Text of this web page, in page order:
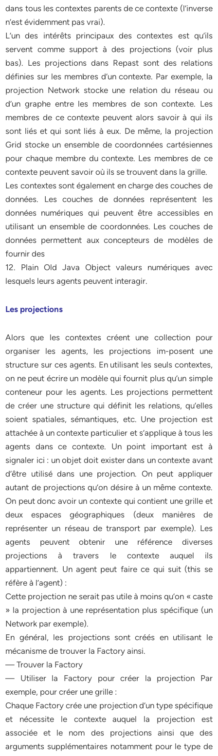
dans tous les contextes parents de ce contexte (l’inverse
n’est évidemment pas vrai).
L’un des intérêts principaux des contextes est qu’ils
servent comme support à des projections (voir plus
bas). Les projections dans Repast sont des relations
définies sur les membres d’un contexte. Par exemple, la
projection Network stocke une relation du réseau ou
d’un graphe entre les membres de son contexte. Les
membres de ce contexte peuvent alors savoir à qui ils
sont liés et qui sont liés à eux. De même, la projection
Grid stocke un ensemble de coordonnées cartésiennes
pour chaque membre du contexte. Les membres de ce
contexte peuvent savoir où ils se trouvent dans la grille.
Les contextes sont également en charge des couches de
données. Les couches de données représentent les
données numériques qui peuvent être accessibles en
utilisant un ensemble de coordonnées. Les couches de
données permettent aux concepteurs de modèles de
fournir des
12. Plain Old Java Object valeurs numériques avec
lesquels leurs agents peuvent interagir.
Les projections
Alors que les contextes créent une collection pour
organiser les agents, les projections im-posent une
structure sur ces agents. En utilisant les seuls contextes,
on ne peut écrire un modèle qui fournit plus qu’un simple
conteneur pour les agents. Les projections permettent
de créer une structure qui définit les relations, qu’elles
soient spatiales, sémantiques, etc. Une projection est
attachée à un contexte particulier et s’applique à tous les
agents dans ce contexte. Un point important est à
signaler ici : un objet doit exister dans un contexte avant
d’être utilisé dans une projection. On peut appliquer
autant de projections qu’on désire à un même contexte.
On peut donc avoir un contexte qui contient une grille et
deux espaces géographiques (deux manières de
représenter un réseau de transport par exemple). Les
agents peuvent obtenir une référence diverses
projections à travers le contexte auquel ils
appartiennent. Un agent peut faire ce qui suit (this se
réfère à l’agent) :
Cette projection ne serait pas utile à moins qu’on « caste
» la projection à une représentation plus spécifique (un
Network par exemple).
En général, les projections sont créés en utilisant le
mécanisme de trouver la Factory ainsi.
— Trouver la Factory
— Utiliser la Factory pour créer la projection Par
exemple, pour créer une grille :
Chaque Factory crée une projection d’un type spécifique
et nécessite le contexte auquel la projection est
associée et le nom des projections ainsi que des
arguments supplémentaires notamment pour le type de